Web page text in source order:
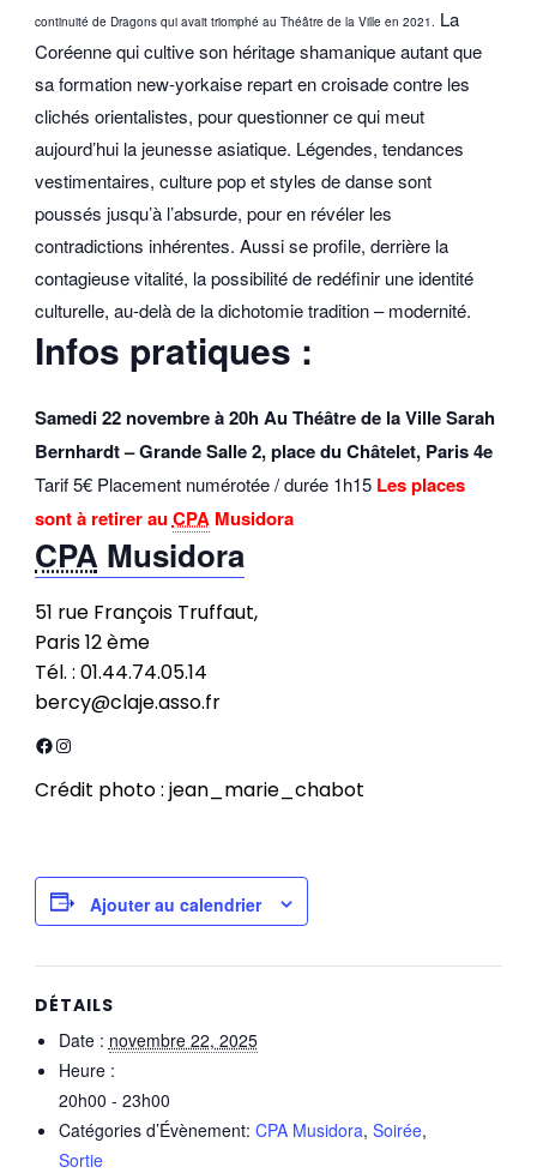
continuité de Dragons qui avait triomphé au Théâtre de la Ville en 2021. La
Coréenne qui cultive son héritage shamanique autant que
sa formation new-yorkaise repart en croisade contre les
clichés orientalistes, pour questionner ce qui meut
aujourd’hui la jeunesse asiatique. Légendes, tendances
vestimentaires, culture pop et styles de danse sont
poussés jusqu’à l’absurde, pour en révéler les
contradictions inhérentes. Aussi se profile, derrière la
contagieuse vitalité, la possibilité de redéfinir une identité
culturelle, au-delà de la dichotomie tradition – modernité.
Infos pratiques :
Samedi 22 novembre à 20hAu Théâtre de la Ville Sarah
Bernhardt – Grande Salle 2, place du Châtelet, Paris 4e
Tarif 5€ Placement numérotée / durée 1h15 Les places
sont à retirer auCPAMusidora
CPAMusidora
51 rue François Truffaut,
Paris 12 ème
Tél. : 01.44.74.05.14
bercy@claje.asso.fr
Facebook
Instagram
Crédit photo : jean_marie_chabot
Ajouter au calendrier
DÉTAILS
Date : novembre 22, 2025
Heure :
20h00 - 23h00
Catégories d’Évènement: CPA Musidora, Soirée,
Sortie